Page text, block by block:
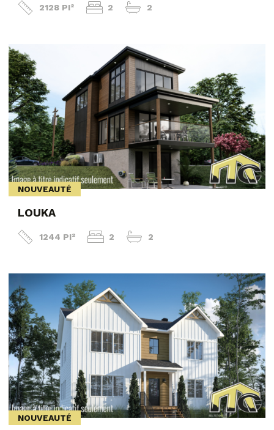
2128 PI² 2 2
NOUVEAUTÉ
LOUKA
1244 PI² 2 2
NOUVEAUTÉ